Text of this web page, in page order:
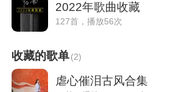
2022年歌曲收藏
127首，播放56次
收藏的歌单(2)
虐心催泪古风合集